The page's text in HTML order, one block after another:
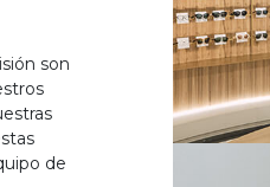
son
de